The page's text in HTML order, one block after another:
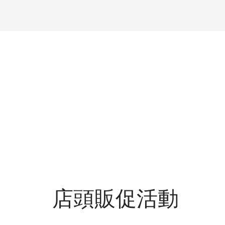
店頭販促活動